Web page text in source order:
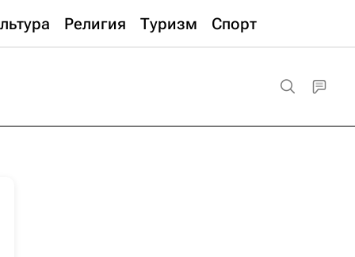
Религия Туризм Спорт